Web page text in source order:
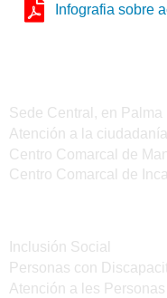
Infografia sobre
Sede Central, en Palma
Atención a la
Centro Comarcal de
Centro Comarcal de Inca
Inclusión Social
Personas con
Atención a les